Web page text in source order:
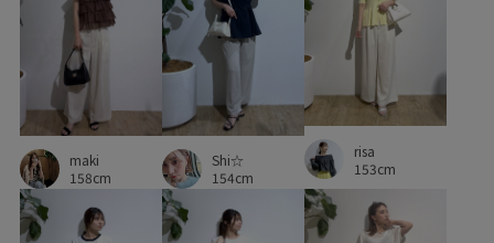
スカート スクエアトゥ スタイルアップ
スタンドカラー
スペシャルアイテム スラックス セットアップ
セレモニー8選 タートルネック ダウン チェック柄
デイリーで活躍 デニムに合わせる ニット
maki
158cm
Shi☆
154cm
risa
153cm